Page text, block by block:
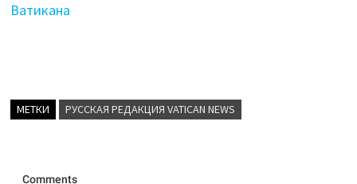
Ватикана
МЕТКИ РУССКАЯ РЕДАКЦИЯ VATICAN NEWS